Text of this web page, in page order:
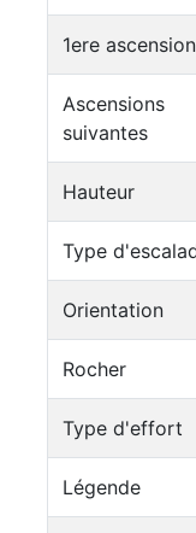
1ere ascension
Ascensions
suivantes
Hauteur
Type
Orientation
Rocher
Type d'effort
Légende